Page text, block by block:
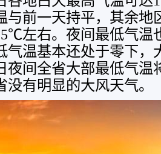
与前一天持平，其余地
左右。夜间最低气温
气温基本还处于零下
夜间全省大部最低气
没有明显的大风天气。